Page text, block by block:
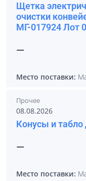
Щетка
очистки
МГ-017924 Лот
—
Место поставки:
Прочее
08.08.2026
Конусы и
—
Место поставки: